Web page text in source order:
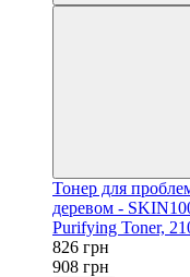
Тонер для
деревом -
Purifying Toner,
826 грн
908 грн